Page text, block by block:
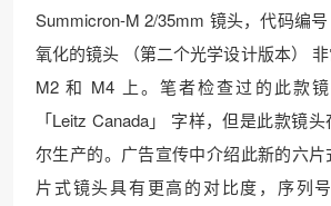
Summicron-M 2/35mm 镜头，代码编
氧化的镜头 （第二个光学设计版本）
M2 和 M4 上。笔者检查过的此款
「Leitz Canada」 字样，但是此款镜
尔生产的。广告宣传中介绍此新的六
片式镜头具有更高的对比度，序列